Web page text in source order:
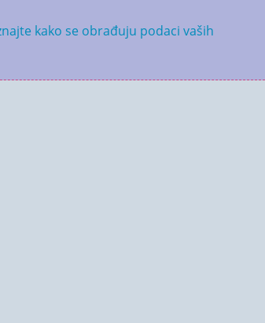
kako se obrađuju podaci vaših